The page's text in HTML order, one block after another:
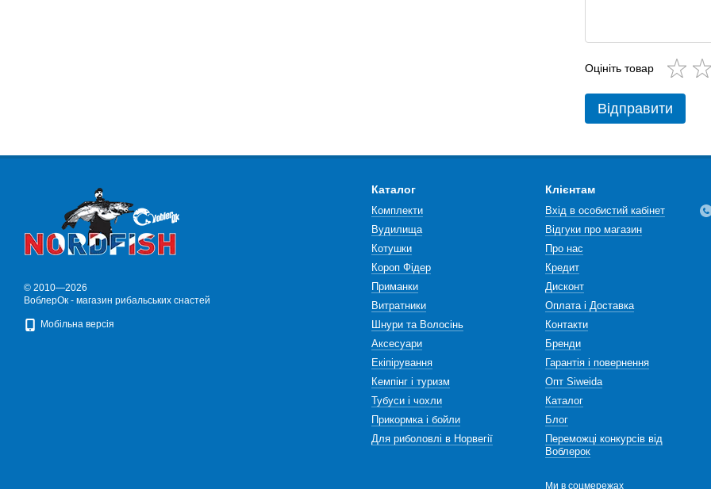
Оцініть товар
Відправити
© 2010—2026
ВоблерОк - магазин рибальських снастей
Мобільна версія
Каталог
Комплекти
Вудилища
Котушки
Короп Фідер
Приманки
Витратники
Шнури та Волосінь
Аксесуари
Екіпірування
Кемпінг і туризм
Тубуси і чохли
Прикормка і бойли
Для риболовлі в Норвегії
Клієнтам
Вхід в особистий кабінет
Відгуки про магазин
Про нас
Кредит
Дисконт
Оплата і Доставка
Контакти
Бренди
Гарантія і повернення
Опт Siweida
Каталог
Блог
Переможці конкурсів від
Воблерок
Ми в соцмережах